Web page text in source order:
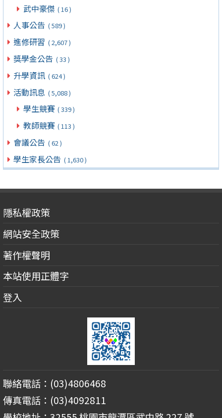
武中豪傑 ( 16 )
人事公告 ( 589 )
進修研習 ( 2,607 )
獎學金公告 ( 33 )
升學資訊 ( 624 )
活動訊息 ( 5,088 )
學生競賽 ( 339 )
教師競賽 ( 113 )
會議公告 ( 62 )
學生家長公告 ( 1,630 )
隱私權政策
網站安全政策
著作權聲明
本站使用正體字
登入
聯絡電話：(03)4806468
傳真電話：(03)4092811